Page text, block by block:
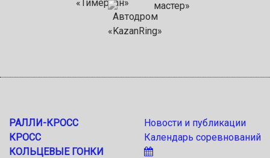
РАЛЛИ-КРОСС
КРОСС
КОЛЬЦЕВЫЕ ГОНКИ
Новости и публикации
Календарь соревнований